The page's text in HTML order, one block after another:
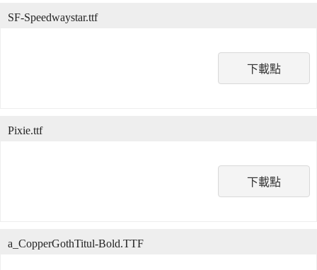
下載點
SF-Speedwaystar.ttf
下載點
Pixie.ttf
a_CopperGothTitul-Bold.TTF